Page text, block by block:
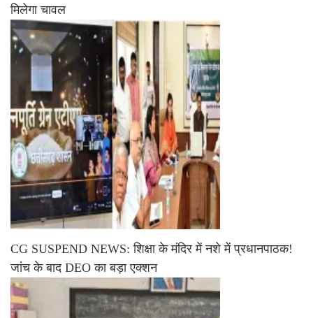
मिलेगा चावल
CG SUSPEND NEWS: शिक्षा के मंदिर में नशे में प्रधानपाठक!
जांच के बाद DEO का बड़ा एक्शन